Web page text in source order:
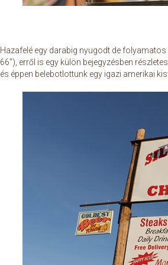
Hazafelé egy darabig nyugodt de
66"), erről is egy külön bejegyzésben
és éppen belebotlottunk egy igazi amerikai